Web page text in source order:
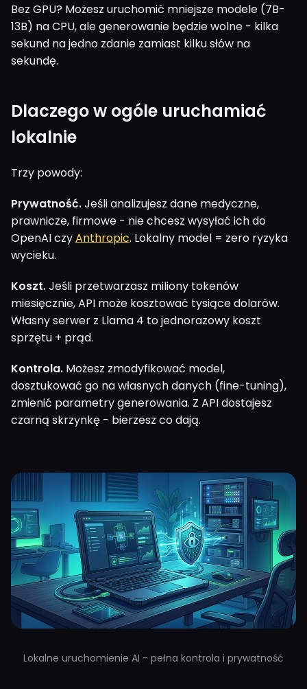
Bez GPU? Możesz uruchomić mniejsze modele (7B-
13B) na CPU, ale generowanie będzie wolne - kilka
sekund na jedno zdanie zamiast kilku słów na
sekundę.
Dlaczego w ogóle uruchamiać
lokalnie
Trzy powody:
Prywatność.Jeśli analizujesz dane medyczne,
prawnicze, firmowe - nie chcesz wysyłać ich do
OpenAI czyAnthropic. Lokalny model = zero ryzyka
wycieku.
Koszt.Jeśli przetwarzasz miliony tokenów
miesięcznie, API może kosztować tysiące dolarów.
Własny serwer z Llama 4 to jednorazowy koszt
sprzętu + prąd.
Kontrola. Możesz zmodyfikować model,
dosztukować go na własnych danych (fine-tuning),
zmienić parametry generowania. Z API dostajesz
czarną skrzynkę - bierzesz co dają.
Lokalne uruchomienie AI - pełna kontrola i prywatność